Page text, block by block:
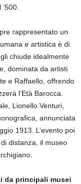
rappresentato un
e artistica è di
chiude idealmente
dominata da artisti
e Raffaello, offrendo
l’Età Barocca.
Lionello Venturi,
annunciata
1913. L’evento poi
distanza, il museo
da principali musei